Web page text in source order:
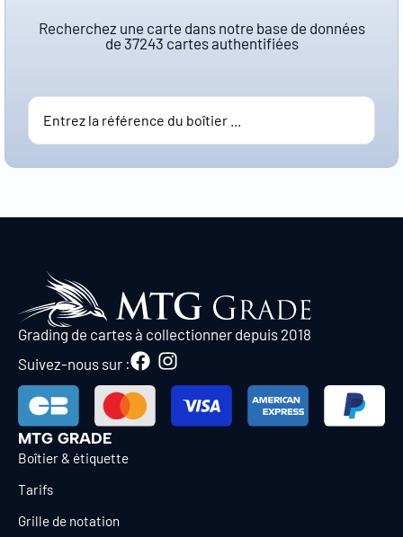
Recherchez une carte dans notre base de données
de 37243 cartes authentifiées
Grading de cartes à collectionner depuis 2018
Suivez-nous sur :
MTG GRADE
Boîtier & étiquette
Tarifs
Grille de notation